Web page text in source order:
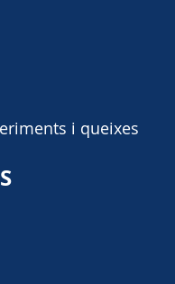
i queixes